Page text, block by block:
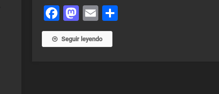
Facebook
Mastodon
EmailShare
Seguir leyendo